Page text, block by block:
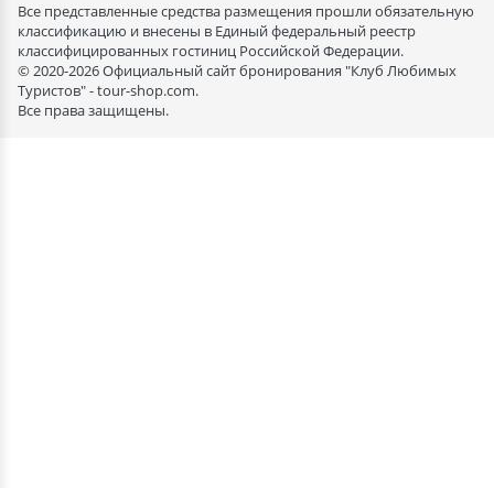
Все представленные средства размещения прошли обязательную
классификацию и внесены в Единый федеральный реестр
классифицированных гостиниц Российской Федерации.
© 2020-2026 Официальный сайт бронирования "Клуб Любимых
Туристов" - tour-shop.com.
Все права защищены.